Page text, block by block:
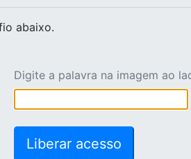
abaixo.
Digite a palavra na imagem ao